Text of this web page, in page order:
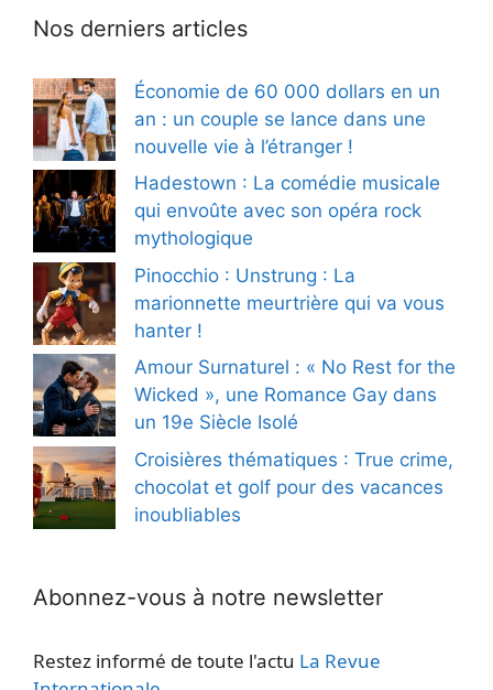
Nos derniers articles
Économie de 60 000 dollars en un
an : un couple se lance dans une
nouvelle vie à l’étranger !
Hadestown : La comédie musicale
qui envoûte avec son opéra rock
mythologique
Pinocchio : Unstrung : La
marionnette meurtrière qui va vous
hanter !
Amour Surnaturel : « No Rest for the
Wicked », une Romance Gay dans
un 19e Siècle Isolé
Croisières thématiques : True crime,
chocolat et golf pour des vacances
inoubliables
Abonnez-vous à notre newsletter
Restez informé de toute l'actu La Revue